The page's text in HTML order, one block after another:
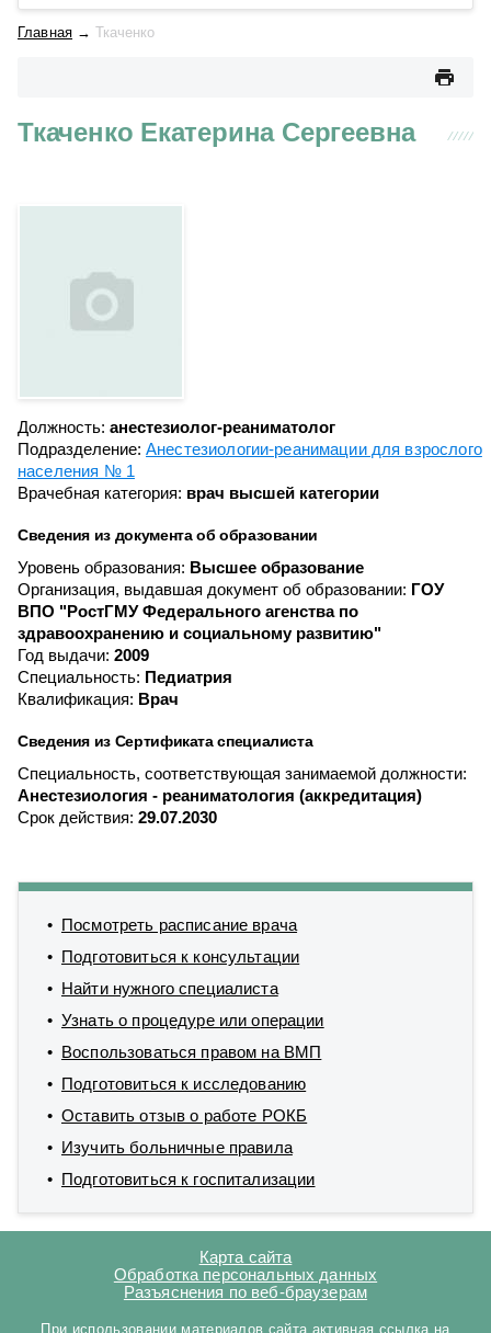
Главная →Ткаченко
Ткаченко Екатерина Сергеевна
Должность: анестезиолог-реаниматолог
Подразделение: Анестезиологии-реанимации для взрослого
населения № 1
Врачебная категория: врач высшей категории
Сведения из документа об образовании
Уровень образования: Высшее образование
Организация, выдавшая документ об образовании: ГОУ
ВПО "РостГМУ Федерального агенства по
здравоохранению и социальному развитию"
Год выдачи: 2009
Специальность: Педиатрия
Квалификация: Врач
Сведения из Сертификата специалиста
Специальность, соответствующая занимаемой должности:
Анестезиология - реаниматология (аккредитация)
Срок действия: 29.07.2030
Посмотреть расписание врача
Подготовиться к консультации
Найти нужного специалиста
Узнать о процедуре или операции
Воспользоваться правом на ВМП
Подготовиться к исследованию
Оставить отзыв о работе РОКБ
Изучить больничные правила
Подготовиться к госпитализации
Карта сайта
Обработка персональных данных
Разъяснения по веб-браузерам
При использовании материалов сайта активная ссылка на